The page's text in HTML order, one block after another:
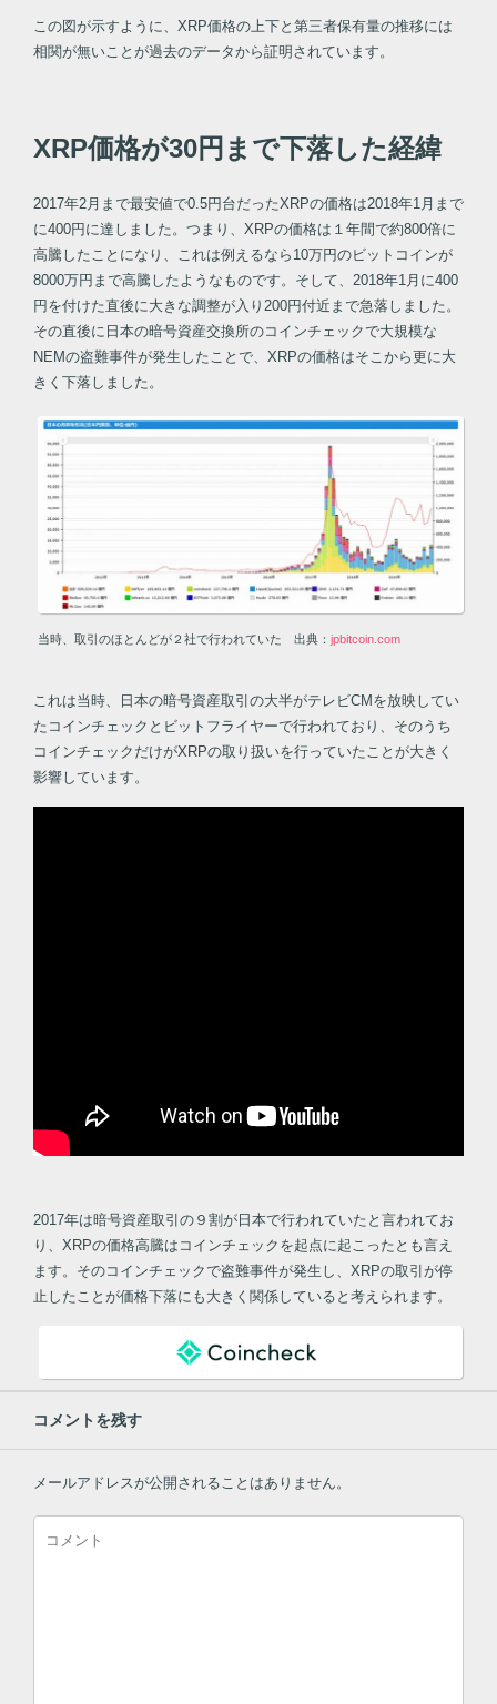
この図が示すように、XRP価格の上下と第三者保有量の推移には
相関が無いことが過去のデータから証明されています。
XRP価格が30円まで下落した経緯
2017年2月まで最安値で0.5円台だったXRPの価格は2018年1月まで
に400円に達しました。つまり、XRPの価格は１年間で約800倍に
高騰したことになり、これは例えるなら10万円のビットコインが
8000万円まで高騰したようなものです。そして、2018年1月に400
円を付けた直後に大きな調整が入り200円付近まで急落しました。
その直後に日本の暗号資産交換所のコインチェックで大規模な
NEMの盗難事件が発生したことで、XRPの価格はそこから更に大
きく下落しました。
当時、取引のほとんどが２社で行われていた 出典： jpbitcoin.com
これは当時、日本の暗号資産取引の大半がテレビCMを放映してい
たコインチェックとビットフライヤーで行われており、そのうち
コインチェックだけがXRPの取り扱いを行っていたことが大きく
影響しています。
2017年は暗号資産取引の９割が日本で行われていたと言われてお
り、XRPの価格高騰はコインチェックを起点に起こったとも言え
ます。そのコインチェックで盗難事件が発生し、XRPの取引が停
止したことが価格下落にも大きく関係していると考えられます。
コメントを残す
メールアドレスが公開されることはありません。